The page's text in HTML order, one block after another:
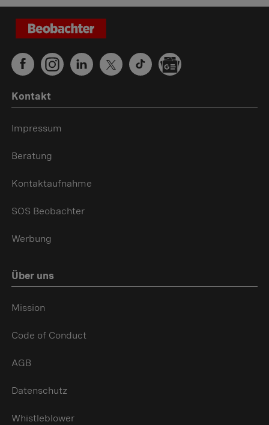
Kontakt
Impressum
Beratung
Kontaktaufnahme
SOS Beobachter
Werbung
Über uns
Mission
Code of Conduct
AGB
Datenschutz
Whistleblower